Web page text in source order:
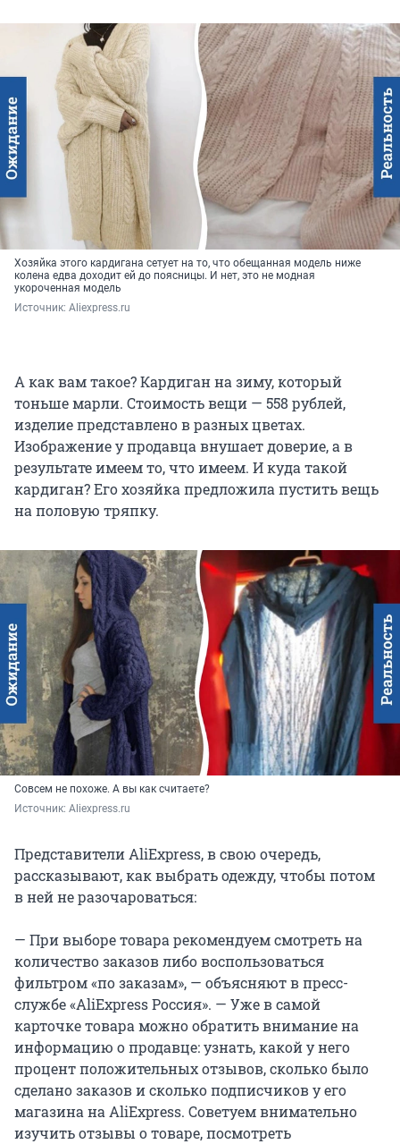
Хозяйка этого кардигана сетует на то, что обещанная модель ниже
колена едва доходит ей до поясницы. И нет, это не модная
укороченная модель
Источник: Aliexpress.ru
А как вам такое? Кардиган на зиму, который
тоньше марли. Стоимость вещи — 558 рублей,
изделие представлено в разных цветах.
Изображение у продавца внушает доверие, а в
результате имеем то, что имеем. И куда такой
кардиган? Его хозяйка предложила пустить вещь
на половую тряпку.
Совсем не похоже. А вы как считаете?
Источник: Aliexpress.ru
Представители AliExpress, в свою очередь,
рассказывают, как выбрать одежду, чтобы потом
в ней не разочароваться:
— При выборе товара рекомендуем смотреть на
количество заказов либо воспользоваться
фильтром «по заказам», — объясняют в пресс-
службе «AliExpress Россия». — Уже в самой
карточке товара можно обратить внимание на
информацию о продавце: узнать, какой у него
процент положительных отзывов, сколько было
сделано заказов и сколько подписчиков у его
магазина на AliExpress. Советуем внимательно
изучить отзывы о товаре, посмотреть